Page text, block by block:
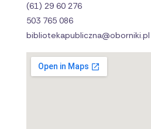
(61) 29 60 276
503 765 086
bibliotekapubliczna@oborniki.pl